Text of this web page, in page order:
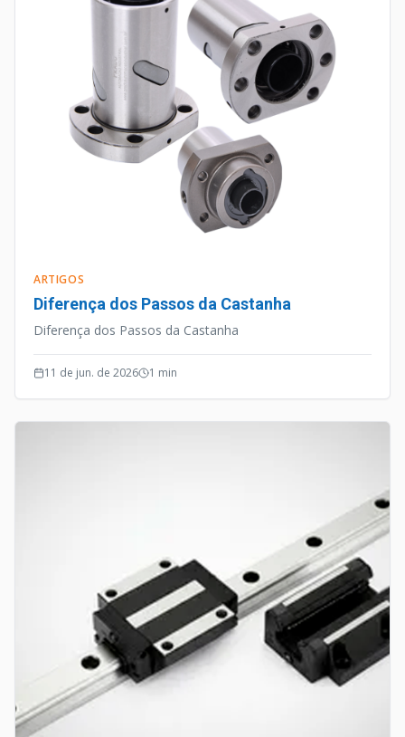
ARTIGOS
Diferença dos Passos da Castanha
Diferença dos Passos da Castanha
11 de jun. de 2026 1 min